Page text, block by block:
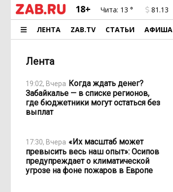
18+ Чита: 13 ° 81.13
ЛЕНТА ZAB.TV СТАТЬИ АФИША
Лента
19:02, Вчера Когда ждать денег?
Забайкалье — в списке регионов,
где бюджетники могут остаться без
выплат
17:30, Вчера «Их масштаб может
превысить весь наш опыт»: Осипов
предупреждает о климатической
угрозе на фоне пожаров в Европе